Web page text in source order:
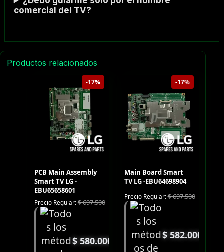
comercial del TV?
Productos relacionados
-17%
PCB Main Assembly
Smart TV LG -
EBU65658601
Precio Regular:$697.500
$580.000
-17%
Main Board Smart
TV LG -EBU64698904
Precio Regular:$697.500
$582.000